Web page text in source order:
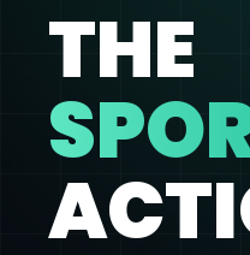
THE